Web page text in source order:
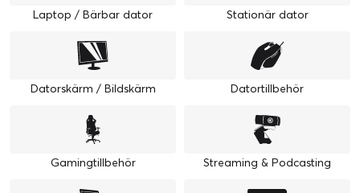
Laptop / Bärbar dator Stationär dator
Datorskärm / Bildskärm Datortillbehör
Gamingtillbehör Streaming & Podcasting